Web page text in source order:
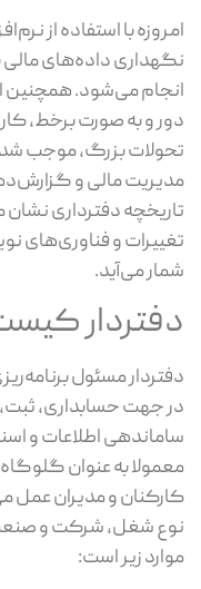
امروزه با استفاده از
نگهداری داده‌های
انجام می‌شود. همچنین
دور و به صورت برخط،
تحولات بزرگ، موجب شد
مدیریت مالی و
تاریخچه دفترداری
تغییرات و فناوری‌های
شمار می‌آید.
دفتردار
دفتردار مسئول
در جهت حسابداری،
ساماندهی اطلاعات و
معمولا به عنوان گلوگاه
کارکنان و مدیران
نوع شغل، شرکت و صنعت
موارد زیر است: